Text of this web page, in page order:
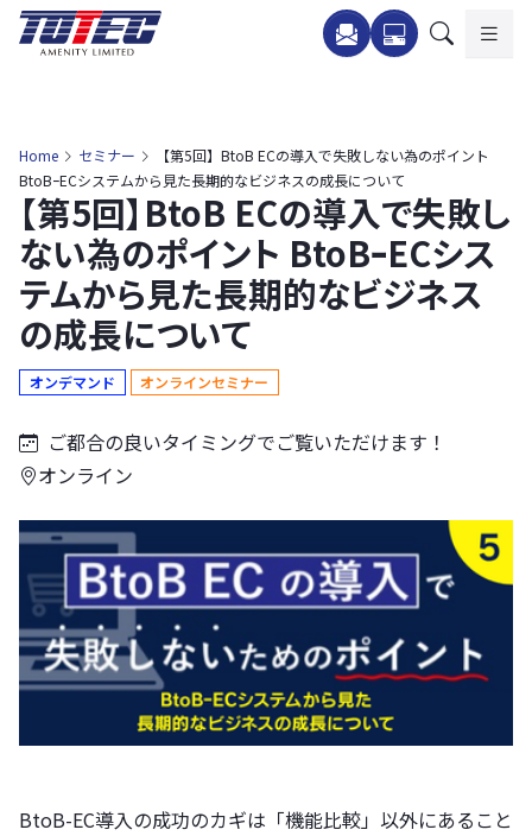
Home セミナー
【第5回】BtoB ECの導入で失敗しない為のポイント
BtoBｰECシステムから見た長期的なビジネスの成長について
【第5回】BtoB ECの導入で失敗し
ない為のポイント BtoBｰECシス
テムから見た長期的なビジネス
の成長について
オンデマンド オンラインセミナー
ご都合の良いタイミングでご覧いただけます！
オンライン
BtoB-EC導入の成功のカギは「機能比較」以外にあること